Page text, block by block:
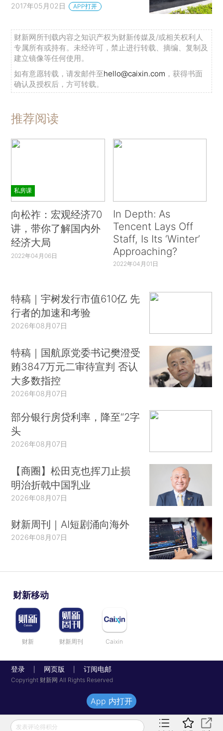
2017年05月02日 APP打开
财新网所刊载内容之知识产权为财新传媒及/或相关权利人
专属所有或持有。未经许可，禁止进行转载、摘编、复制及
建立镜像等任何使用。
如有意愿转载，请发邮件至hello@caixin.com ，获得书面
确认及授权后，方可转载。
推荐阅读
私房课
向松祚：宏观经济70
讲，带你了解国内外
经济大局
2022年04月06日
In Depth: As
Tencent Lays Off
Staff, Is Its ‘Winter’
Approaching?
2022年04月01日
特稿｜宇树发行市值610亿 先
行者的加速和考验
2026年08月07日
特稿｜国航原党委书记樊澄受
贿3847万元二审待宣判 否认
大多数指控
2026年08月07日
部分银行房贷利率，降至“2字
头
2026年08月07日
【商圈】松田克也挥刀止损
明治折戟中国乳业
2026年08月07日
财新周刊｜AI短剧涌向海外
2026年08月07日
财新移动
财新 财新周刊 Caixin
登录 网页版 订阅电邮
Copyright 财新网 All Rights Reserved
发表评论得积分
App 内打开